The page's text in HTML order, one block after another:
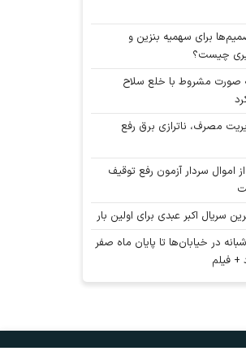
برای سهمیه بنزین و
چیست؟
مشروط با خلع سلاح
مصرف، ناترازی برق رفع
اموال سردار آزمون رفع توقیف
سریال اکبر عبدی برای اولین بار
در خیابان‌ها تا پایان ماه صفر
+ فیلم